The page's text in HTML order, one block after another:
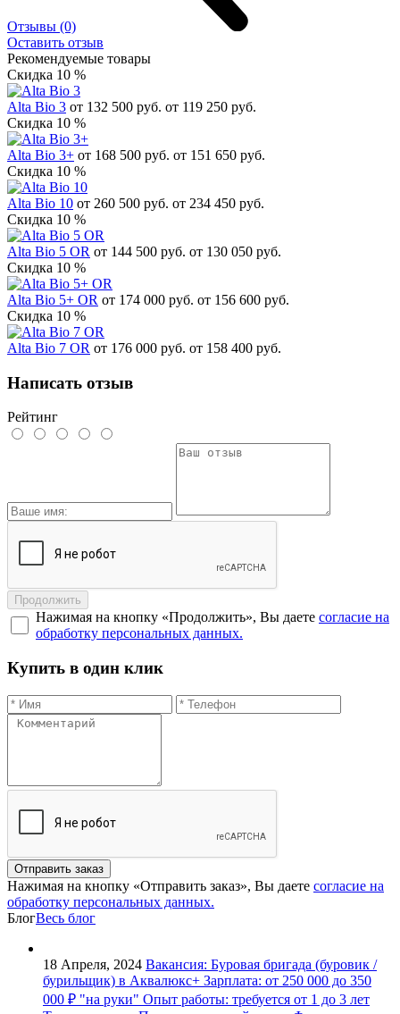
Отзывы (0)
Оставить отзыв
Рекомендуемые товары
Скидка 10 %
Alta Bio 3 от 132 500 руб. от 119 250 руб.
Скидка 10 %
Alta Bio 3+ от 168 500 руб. от 151 650 руб.
Скидка 10 %
Alta Bio 10 от 260 500 руб. от 234 450 руб.
Скидка 10 %
Alta Bio 5 OR от 144 500 руб. от 130 050 руб.
Скидка 10 %
Alta Bio 5+ OR от 174 000 руб. от 156 600 руб.
Скидка 10 %
Alta Bio 7 OR от 176 000 руб. от 158 400 руб.
Написать отзыв
Рейтинг
Продолжить
Нажимая на кнопку «Продолжить», Вы даете согласие на
обработку персональных данных.
Купить в один клик
Отправить заказ
Нажимая на кнопку «Отправить заказ», Вы даете согласие на
обработку персональных данных.
БлогВесь блог
18 Апреля, 2024 Вакансия: Буровая бригада (буровик /
бурильщик) в Аквалюкс+ Зарплата: от 250 000 до 350
000 ₽ "на руки" Опыт работы: требуется от 1 до 3 лет